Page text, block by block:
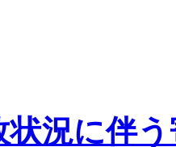
状況に伴